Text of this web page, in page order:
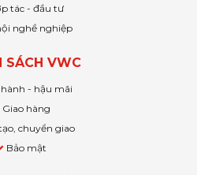
tác - đầu tư
nghề nghiệp
SÁCH VWC
hành - hậu mãi
Giao hàng
chuyển giao
Bảo mật